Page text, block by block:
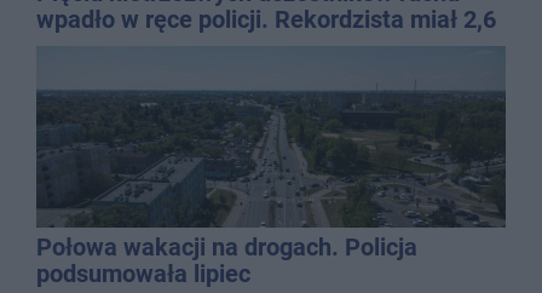
wpadło w ręce policji. Rekordzista miał 2,6
Połowa wakacji na drogach. Policja
podsumowała lipiec